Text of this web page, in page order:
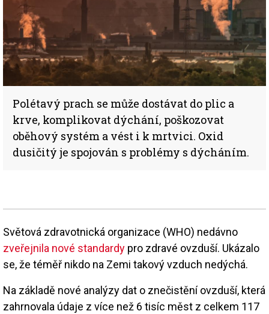
Polétavý prach se může dostávat do plic a
krve, komplikovat dýchání, poškozovat
oběhový systém a vést i k mrtvici. Oxid
dusičitý je spojován s problémy s dýcháním.
Světová zdravotnická organizace (WHO) nedávno
zveřejnila nové standardy pro zdravé ovzduší. Ukázalo
se, že téměř nikdo na Zemi takový vzduch nedýchá.
Na základě nové analýzy dat o znečistění ovzduší, která
zahrnovala údaje z více než 6 tisíc měst z celkem 117